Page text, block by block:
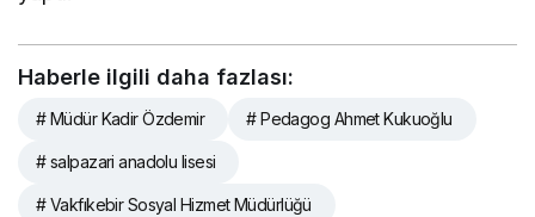
Haberle ilgili daha fazlası:
# Müdür Kadir Özdemir # Pedagog Ahmet Kukuoğlu
# salpazari anadolu lisesi
# Vakfıkebir Sosyal Hizmet Müdürlüğü